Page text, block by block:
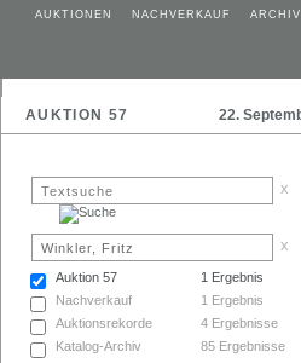
AUKTIONEN NACHVERKAUF ARCHIV
AUKTION 57 22.
x
x
Auktion 57
1 Ergebnis
Nachverkauf
1 Ergebnis
Auktionsrekorde
4 Ergebnisse
Katalog-Archiv
85 Ergebnisse